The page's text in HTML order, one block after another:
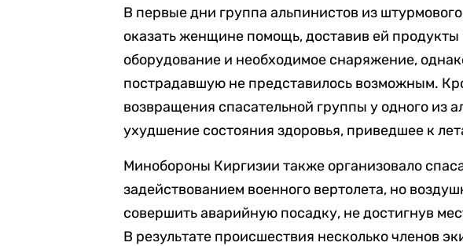
В первые дни группа альпинистов из
оказать женщине помощь, доставив ей продукты
оборудование и необходимое снаряжение,
пострадавшую не представилось возможным.
возвращения спасательной группы у одного из
ухудшение состояния здоровья, приведшее к
Минобороны Киргизии также организовало
задействованием военного вертолета, но
совершить аварийную посадку, не достигнув
В результате происшествия несколько членов